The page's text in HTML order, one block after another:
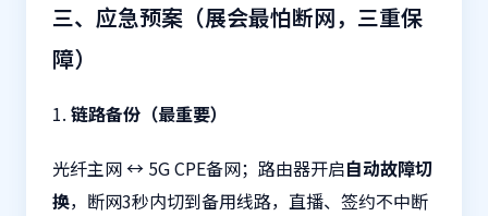
三、应急预案（展会最怕断网，三重保
障）
1. 链路备份（最重要）
光纤主网 ↔ 5G CPE备网；路由器开启自动故障切
换，断网3秒内切到备用线路，直播、签约不中断